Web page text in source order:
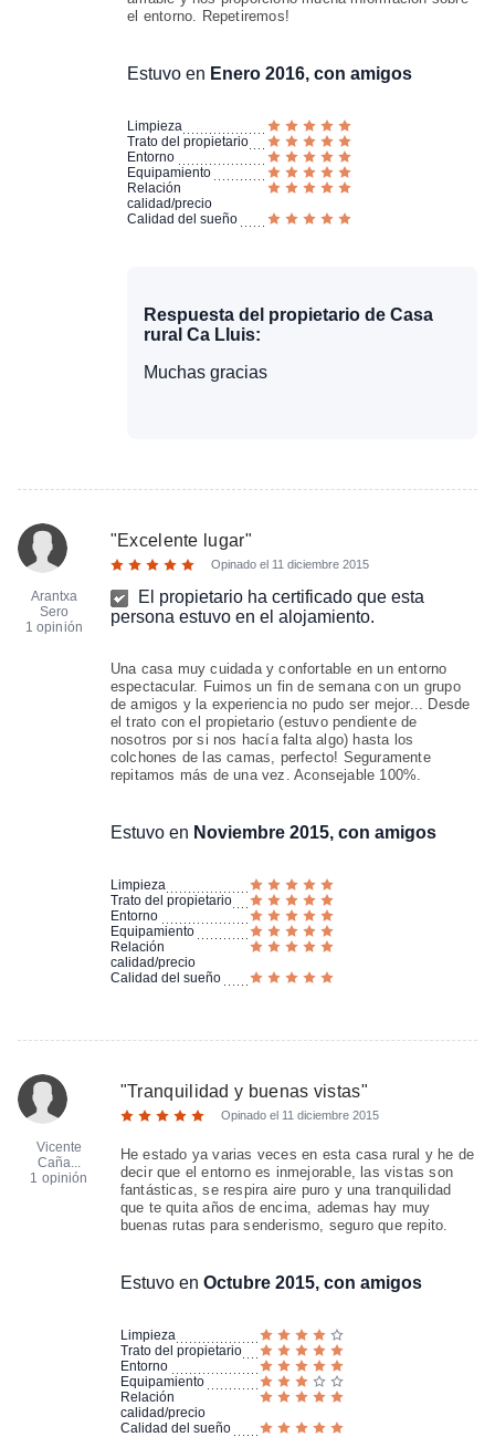
el entorno. Repetiremos!
Estuvo en Enero 2016, con amigos
Limpieza
Trato del propietario
Entorno
Equipamiento
Relación
calidad/precio
Calidad del sueño
Respuesta del propietario de Casa
rural Ca Lluis:
Muchas gracias
Arantxa
Sero
1 opinión
"Excelente lugar"
Opinado el 11 diciembre 2015
El propietario ha certificado que esta
persona estuvo en el alojamiento.
Una casa muy cuidada y confortable en un entorno
espectacular. Fuimos un fin de semana con un grupo
de amigos y la experiencia no pudo ser mejor... Desde
el trato con el propietario (estuvo pendiente de
nosotros por si nos hacía falta algo) hasta los
colchones de las camas, perfecto! Seguramente
repitamos más de una vez. Aconsejable 100%.
Estuvo en Noviembre 2015, con amigos
Limpieza
Trato del propietario
Entorno
Equipamiento
Relación
calidad/precio
Calidad del sueño
Vicente
Caña...
1 opinión
"Tranquilidad y buenas vistas"
Opinado el 11 diciembre 2015
He estado ya varias veces en esta casa rural y he de
decir que el entorno es inmejorable, las vistas son
fantásticas, se respira aire puro y una tranquilidad
que te quita años de encima, ademas hay muy
buenas rutas para senderismo, seguro que repito.
Estuvo en Octubre 2015, con amigos
Limpieza
Trato del propietario
Entorno
Equipamiento
Relación
calidad/precio
Calidad del sueño